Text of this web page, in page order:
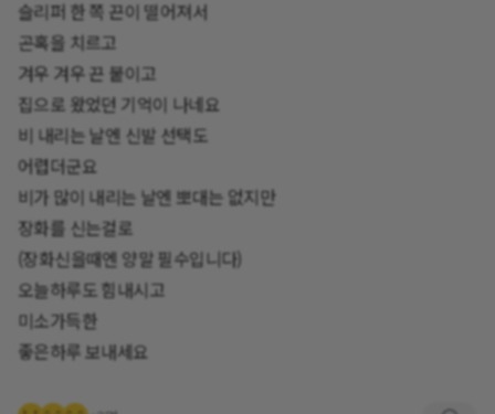
슬리퍼 한 쪽 끈이 떨어져서
곤혹을 치르고
겨우 겨우 끈 붙이고
집으로 왔었던 기억이 나네요
비 내리는 날엔 신발 선택도
어렵더군요
비가 많이 내리는 날엔 뽀대는 없지만
장화를 신는걸로
(장화신을때엔 양말 필수입니다)
오늘하루도 힘내시고
미소가득한
좋은하루 보내세요